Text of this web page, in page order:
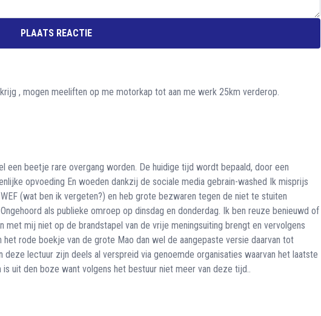
PLAATS REACTIE
, mogen meeliften op me motorkap tot aan me werk 25km verderop.
een beetje rare overgang worden. De huidige tijd wordt bepaald, door een
opvoeding En woeden dankzij de sociale media gebrain-washed Ik misprijs
(wat ben ik vergeten?) en heb grote bezwaren tegen de niet te stuiten
als publieke omroep op dinsdag en donderdag. Ik ben reuze benieuwd of
mij niet op de brandstapel van de vrije meningsuiting brengt en vervolgens
rode boekje van de grote Mao dan wel de aangepaste versie daarvan tot
lectuur zijn deels al verspreid via genoemde organisaties waarvan het laatste
uit den boze want volgens het bestuur niet meer van deze tijd..